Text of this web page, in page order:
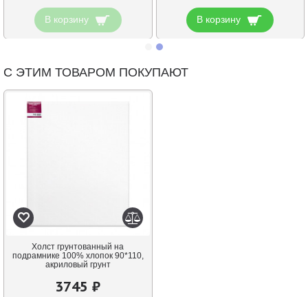
В корзину В корзину
С ЭТИМ ТОВАРОМ ПОКУПАЮТ
Холст грунтованный на
подрамнике 100% хлопок 90*110,
акриловый грунт
3745 ₽